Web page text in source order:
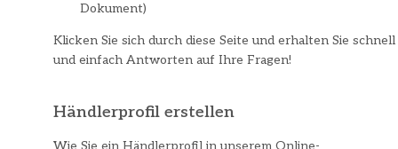
Dokument)
Klicken Sie sich durch diese Seite und erhalten Sie schnell
und einfach Antworten auf Ihre Fragen!
​Händlerprofil erstellen